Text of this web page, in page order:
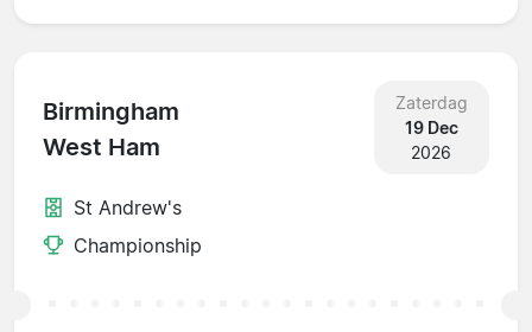
Birmingham
West Ham
Zaterdag
19 Dec
2026
St Andrew's
Championship